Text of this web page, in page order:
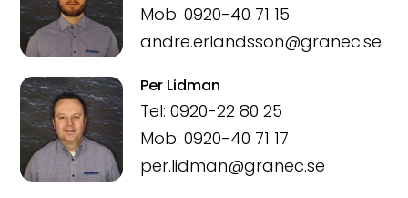
Mob: 0920-40 71 15
andre.erlandsson@granec.se
Per Lidman
Tel: 0920-22 80 25
Mob: 0920-40 71 17
per.lidman@granec.se